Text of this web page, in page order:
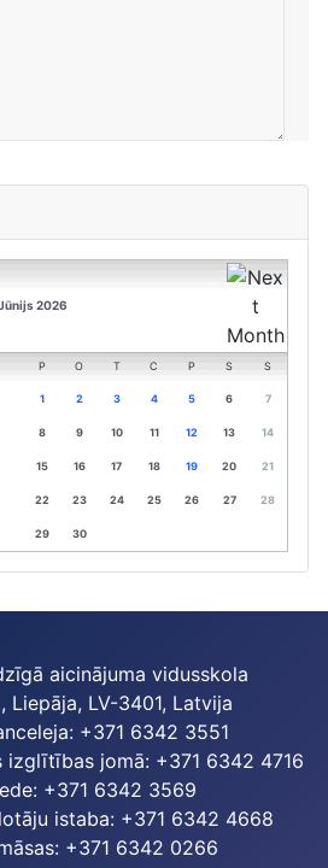
2026
P O T C P S S
1 2 3 4 5 6 7
8 9 10 11 12 13 14
15 16 17 18 19 20 21
22 23 24 25 26 27 28
29 30
aicinājuma vidusskola
Liepāja, LV-3401, Latvija
+371 6342 3551
jomā: +371 6342 4716
+371 6342 3569
istaba: +371 6342 4668
+371 6342 0266